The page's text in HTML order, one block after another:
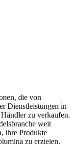
die von
Dienstleistungen in
zu verkaufen.
weit
ihre Produkte
zu erzielen.